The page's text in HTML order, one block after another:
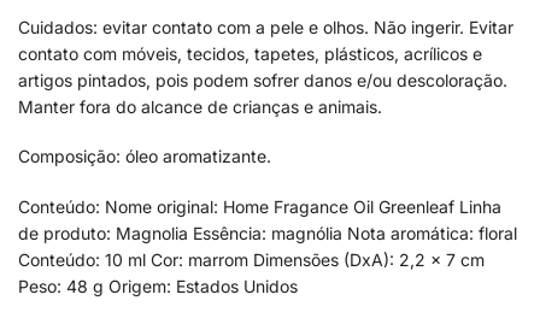
Cuidados: evitar contato com a pele e olhos. Não ingerir. Evitar
contato com móveis, tecidos, tapetes, plásticos, acrílicos e
artigos pintados, pois podem sofrer danos e/ou descoloração.
Manter fora do alcance de crianças e animais.
Composição: óleo aromatizante.
Conteúdo: Nome original: Home Fragance Oil Greenleaf Linha
de produto: Magnolia Essência: magnólia Nota aromática: floral
Conteúdo: 10 ml Cor: marrom Dimensões (DxA): 2,2 x 7 cm
Peso: 48 g Origem: Estados Unidos